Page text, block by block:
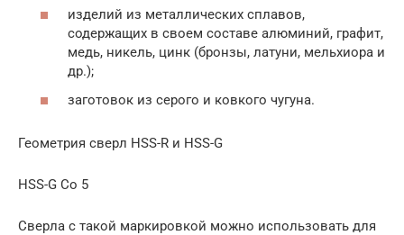
изделий из металлических сплавов,
содержащих в своем составе алюминий, графит,
медь, никель, цинк (бронзы, латуни, мельхиора и
др.);
заготовок из серого и ковкого чугуна.
Геометрия сверл HSS-R и HSS-G
HSS-G Co 5
Сверла с такой маркировкой можно использовать для